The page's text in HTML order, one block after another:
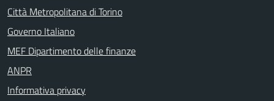
Città Metropolitana di Torino
Governo Italiano
MEF Dipartimento delle finanze
ANPR
Informativa privacy